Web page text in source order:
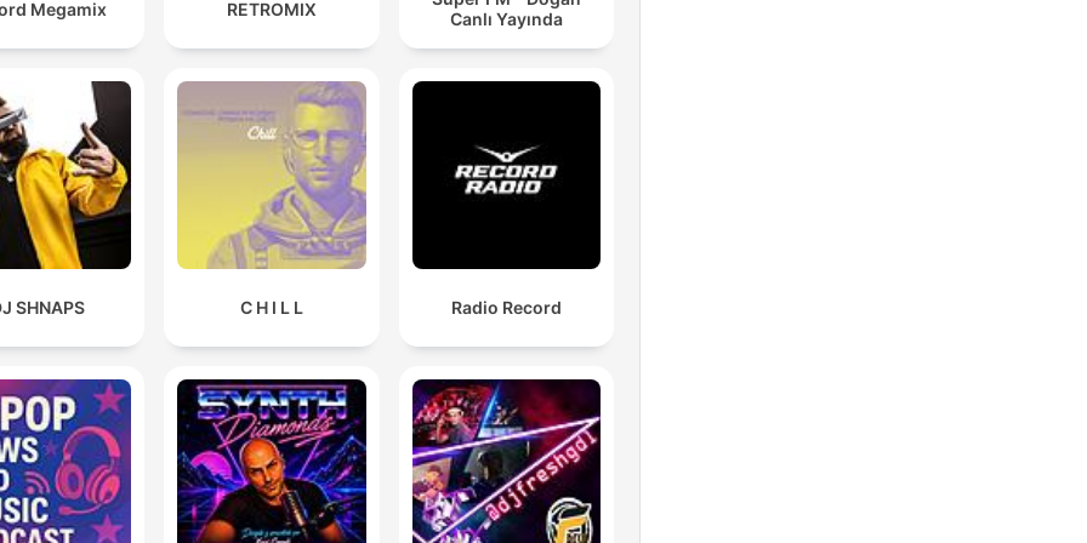
Megamix RETROMIX
Canlı Yayında
SHNAPS C H I L L Radio Record